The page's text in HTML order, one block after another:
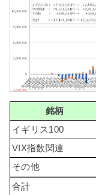
銘柄
イギリス100
VIX指数関連
その他
合計